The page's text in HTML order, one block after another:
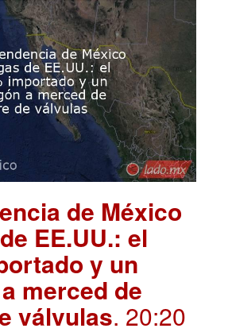
de México
EE.UU.: el
y un
merced de
válvulas. 20:20